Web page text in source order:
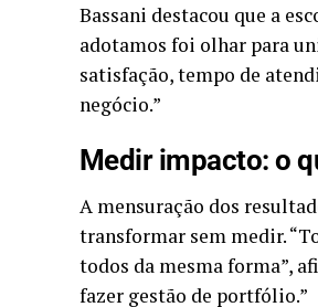
Bassani destacou que a
adotamos foi olhar para
satisfação, tempo de
negócio.”
Medir impacto: o
A mensuração dos
transformar sem medir.
todos da mesma forma”,
fazer gestão de portfólio.”